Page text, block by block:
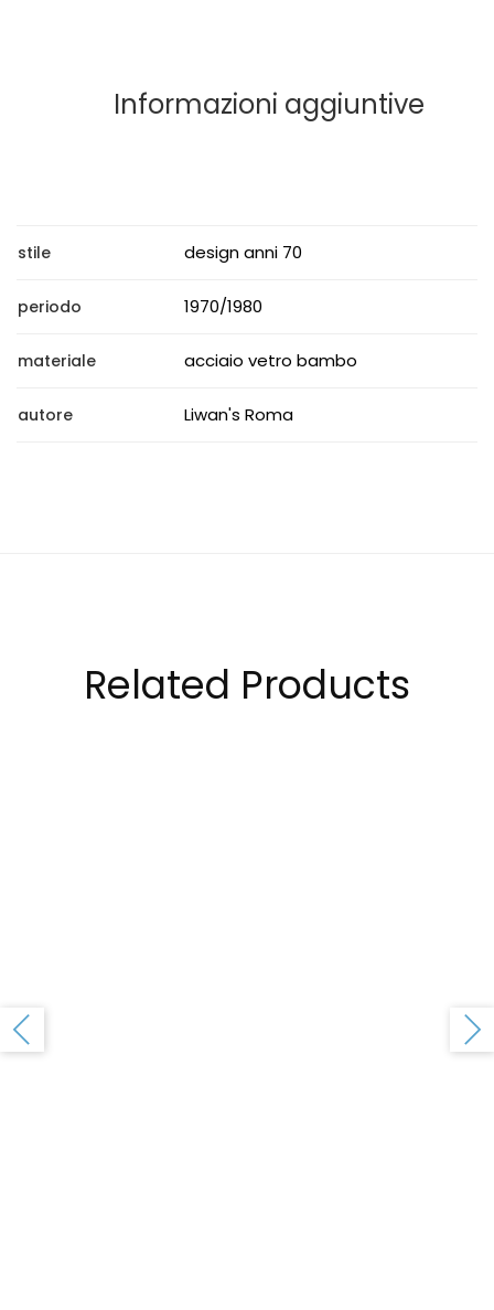
Informazioni aggiuntive
stile design anni 70
periodo 1970/1980
materiale acciaio vetro bambo
autore Liwan's Roma
Related Products